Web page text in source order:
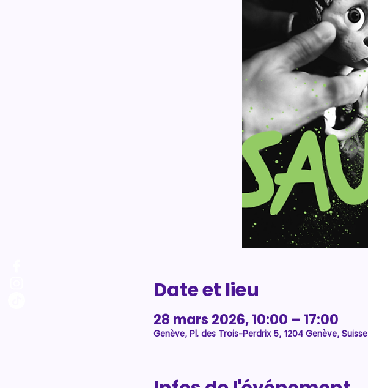
Date et lieu
28 mars 2026, 10:00 – 17:00
Genève, Pl. des Trois-Perdrix 5, 1204 Genève, Suisse